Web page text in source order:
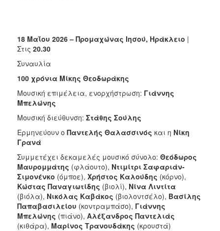
18 Μαΐου 2026 – Προμαχώνας Ιησού, Ηράκλειο |
Στις 20.30
Συναυλία
100 χρόνια Μίκης Θεοδωράκης
Μουσική επιμέλεια, ενορχήστρωση: Γιάννης
Μπελώνης
Μουσική διεύθυνση: Στάθης Σούλης
Ερμηνεύουν ο Παντελής Θαλασσινός και η Νίκη
Γρανά
Συμμετέχει δεκαμελές μουσικό σύνολο: Θεόδωρος
Μαυρομμάτης (φλάουτο), Ντιμίτρι Σαφαριάν-
Σιμονένκο (όμποε), Χρήστος Καλούδης (κόρνο),
Κώστας Παναγιωτίδης (βιολί), Νίνα Λιντίτα
(βιόλα), Νικόλας Καβάκος (βιολοντσέλο), Βασίλης
Παπαβασιλείου (κοντραμπάσο), Γιάννης
Μπελώνης (πιάνο), Αλέξανδρος Παντελιάς
(κιθάρα), Μαρίνος Τρανουδάκης (κρουστά)